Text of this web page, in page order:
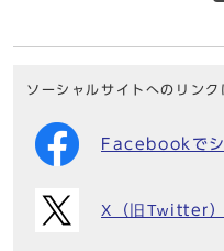
ソーシャルサイトへのリン
Facebookで
X（旧Twitter